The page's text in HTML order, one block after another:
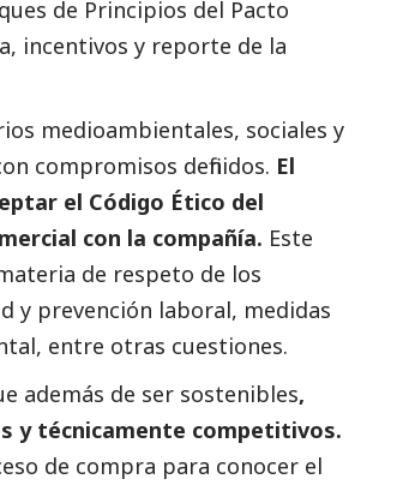
de Principios del Pacto
incentivos y reporte de la
medioambientales, sociales y
compromisos definidos. El
el Código Ético del
con la compañía. Este
de respeto de los
y prevención laboral, medidas
entre otras cuestiones.
además de ser sostenibles,
y técnicamente competitivos.
de compra para conocer el